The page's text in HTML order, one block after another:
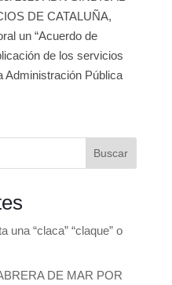
DE CATALUÑA,
un “Acuerdo de
de los servicios
Administración Pública
Buscar
una “claca” “claque” o
DE MAR POR